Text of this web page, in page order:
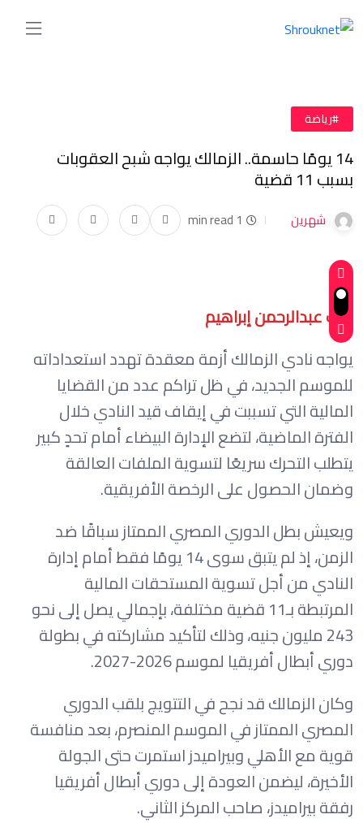
#رياضة
14 يومًا حاسمة.. الزمالك يواجه شبح العقوبات
بسبب 11 قضية
شهرين 1 min read
كتب عبدالرحمن إبراهيم
يواجه نادي الزمالك أزمة معقدة تهدد استعداداته
للموسم الجديد، في ظل تراكم عدد من القضايا
المالية التي تسببت في إيقاف قيد النادي خلال
الفترة الماضية، لتضع الإدارة البيضاء أمام تحدٍ كبير
يتطلب التحرك سريعًا لتسوية الملفات العالقة
وضمان الحصول على الرخصة الأفريقية.
ويعيش بطل الدوري المصري الممتاز سباقًا ضد
الزمن، إذ لم يتبق سوى 14 يومًا فقط أمام إدارة
النادي من أجل تسوية المستحقات المالية
المرتبطة بـ11 قضية مختلفة، بإجمالي يصل إلى نحو
243 مليون جنيه، وذلك لتأكيد مشاركته في بطولة
دوري أبطال أفريقيا لموسم 2026-2027.
وكان الزمالك قد نجح في التتويج بلقب الدوري
المصري الممتاز في الموسم المنصرم، بعد منافسة
قوية مع الأهلي وبيراميدز استمرت حتى الجولة
الأخيرة، ليضمن العودة إلى دوري أبطال أفريقيا
رفقة بيراميدز، صاحب المركز الثاني.